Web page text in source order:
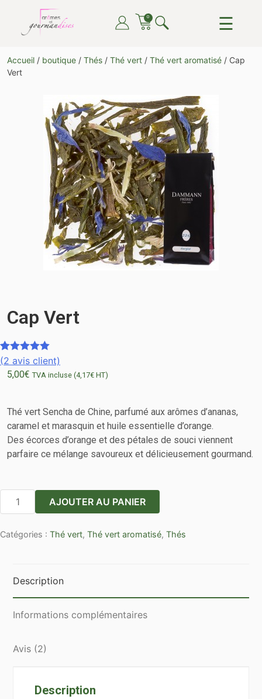
content
PLAISIR DE TOUTES ET TOUS
0 ☰
Accueil / boutique / Thés / Thé vert / Thé vert aromatisé / Cap
Vert
Cap Vert
Noté5.00
sur 5
2
client
(2 avis client)
5,00€ TVA incluse (4,17€ HT)
Thé vert Sencha de Chine, parfumé aux arômes d’ananas,
caramel et marasquin et huile essentielle d’orange.
Des écorces d’orange et des pétales de souci viennent
parfaire ce mélange savoureux et délicieusement gourmand.
quantité
Vert
AJOUTER AU PANIER
Catégories : Thé vert, Thé vert aromatisé, Thés
Description
Informations complémentaires
Avis (2)
Description